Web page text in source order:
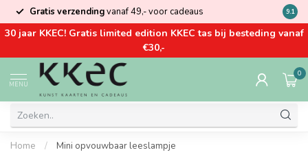
Gratis verzendingvanaf 49,- voor cadeaus Kom
9.1
30 jaar KKEC! Gratis limited edition KKEC tas bij besteding vanaf
€30,-
MENU
0
Home / Mini opvouwbaar leeslampje